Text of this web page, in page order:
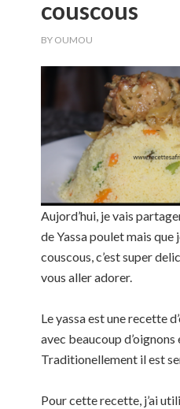
couscous
BY OUMOU
Aujord’hui, je vais
de Yassa poulet mais que
couscous, c’est super
vous aller adorer.
Le yassa est une recette
avec beaucoup
Traditionellement il est
Pour cette recette, j’ai